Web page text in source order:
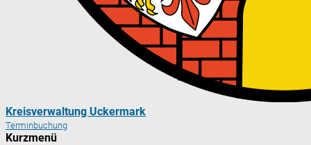
Kreisverwaltung Uckermark
Terminbuchung
Kurzmenü